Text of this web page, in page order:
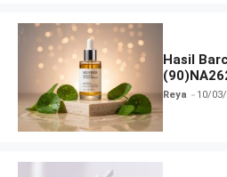
Hasil
dan Izin
Reya 10/